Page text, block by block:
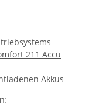
211 Accu
Akkus